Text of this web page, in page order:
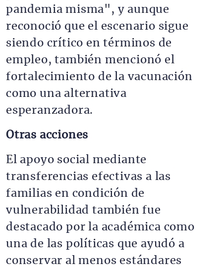
pandemia misma", y aunque
reconoció que el escenario sigue
siendo crítico en términos de
empleo, también mencionó el
fortalecimiento de la vacunación
como una alternativa
esperanzadora.
Otras acciones
El apoyo social mediante
transferencias efectivas a las
familias en condición de
vulnerabilidad también fue
destacado por la académica como
una de las políticas que ayudó a
conservar al menos estándares